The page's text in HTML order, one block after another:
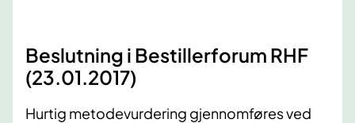
Beslutning i Bestillerforum RHF
(23.01.2017)
Hurtig metodevurdering gjennomføres ved